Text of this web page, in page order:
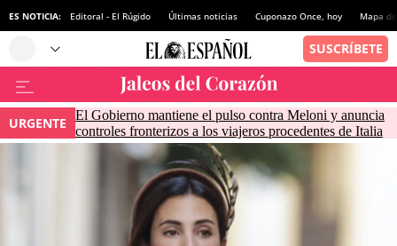
ES NOTICIA: Editoral - El Rúgido Últimas noticias Cuponazo Once, hoy Mapa
URGENTE
El Gobierno mantiene el pulso contra Meloni y anuncia
controles fronterizos a los viajeros procedentes de Italia